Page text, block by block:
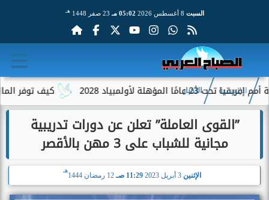
السبت 05:02 مـ 23 صفر 1448 هـ
كيف توفر المال أثناء لأولمبياد 2028
الرئيسية الأخبار
”القوى العاملة” تعلن عن دورات تدريبية
مجانية للشباب على 3 مهن بالأقصر
الإثنين 11:29 صـ 12 رمضان 1444
هـ